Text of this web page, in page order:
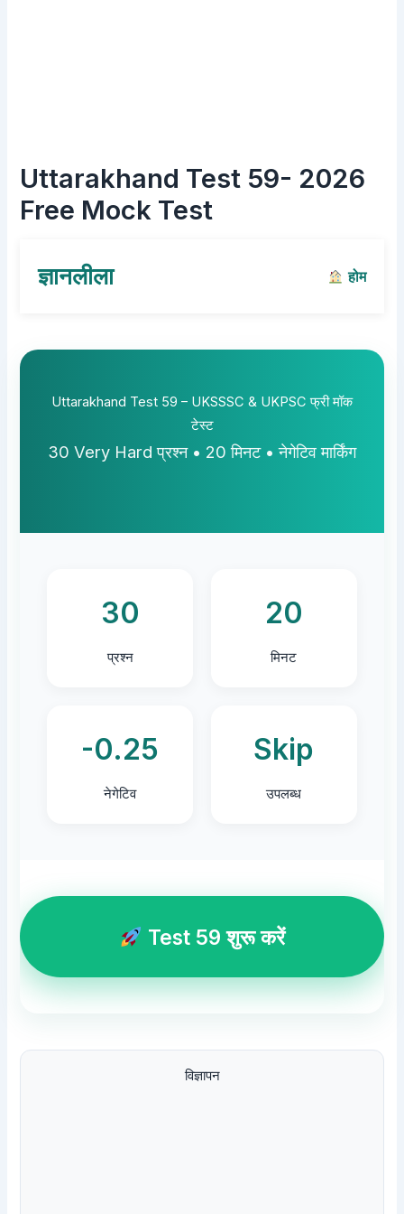
Uttarakhand Test 59- 2026
Free Mock Test
ज्ञानलीला होम
Uttarakhand Test 59 – UKSSSC & UKPSC फ्री मॉक
टेस्ट
30 Very Hard प्रश्न • 20 मिनट • नेगेटिव मार्किंग
30
प्रश्न
20
मिनट
-0.25
नेगेटिव
Skip
उपलब्ध
Test 59 शुरू करें
विज्ञापन